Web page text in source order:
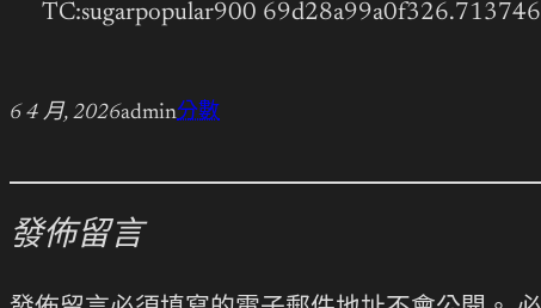
TC:sugarpopular900
6 4 月, 2026admin分數
發佈留言